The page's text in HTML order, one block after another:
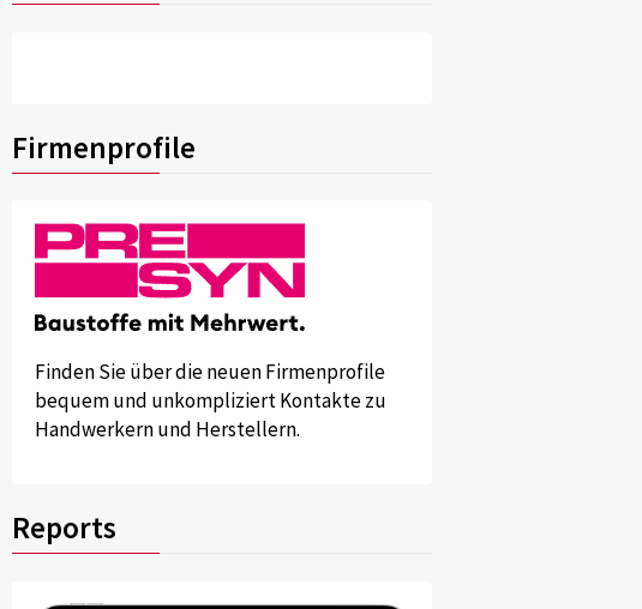
Firmenprofile
Finden Sie über die neuen Firmenprofile
bequem und unkompliziert Kontakte zu
Handwerkern und Herstellern.
Reports